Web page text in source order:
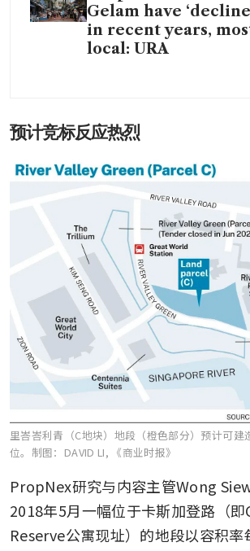
Gelam have
in recent years,
local: URA
预计竞标反应热烈
里峇峇利青（C地块）地段（橙色部分）预计可建
位。 制图：DAVID LI, 《商业时报》
PropNex研究与内容主管Wong
2018年5月一幅位于卡斯加登路（
Reserve公寓现址）的地段以容积